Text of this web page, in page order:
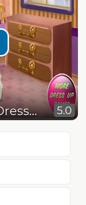
Sery Wedding Dolly Dress Up 5.0